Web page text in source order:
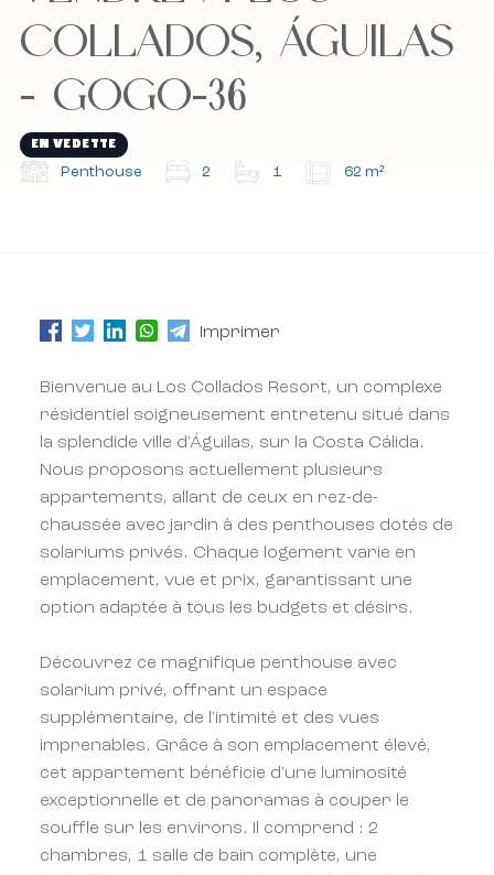
Abonnez-vous à notre newsletter.
Abonnez-vous à notre newsletter.
COLLADOS, ÁGUILAS
- GOGO-36
EN VEDETTE
Penthouse 2 1 62 m²
Imprimer
Bienvenue au Los Collados Resort, un complexe
résidentiel soigneusement entretenu situé dans
la splendide ville d'Águilas, sur la Costa Cálida.
Nous proposons actuellement plusieurs
appartements, allant de ceux en rez-de-
chaussée avec jardin à des penthouses dotés de
solariums privés. Chaque logement varie en
emplacement, vue et prix, garantissant une
option adaptée à tous les budgets et désirs.
Découvrez ce magnifique penthouse avec
solarium privé, offrant un espace
supplémentaire, de l'intimité et des vues
imprenables. Grâce à son emplacement élevé,
cet appartement bénéficie d'une luminosité
exceptionnelle et de panoramas à couper le
souffle sur les environs. Il comprend : 2
chambres, 1 salle de bain complète, une